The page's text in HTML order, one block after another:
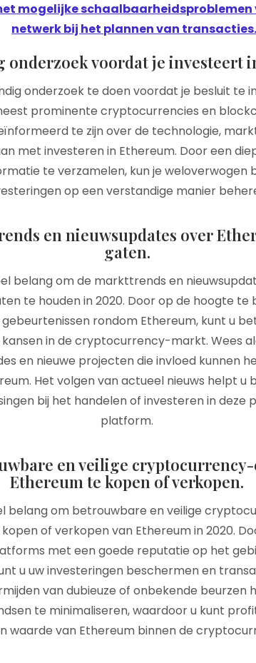
mogelijke schaalbaarheidsproblemen
netwerk bij het plannen van transacties.
onderzoek voordat je investeert
onderzoek te doen voordat je besluit te
prominente cryptocurrencies en
te zijn over de technologie,
met investeren in Ethereum. Door een
te verzamelen, kun je weloverwogen
op een verstandige manier
en nieuwsupdates over
gaten.
belang om de markttrends en
te houden in 2020. Door op de hoogte te
rondom Ethereum, kunt u
in de cryptocurrency-markt. Wees
en nieuwe projecten die invloed kunnen
Het volgen van actueel nieuws helpt u
bij het handelen of investeren in deze
platform.
en veilige
Ethereum te kopen of verkopen.
belang om betrouwbare en veilige
of verkopen van Ethereum in 2020.
met een goede reputatie op het
u uw investeringen beschermen en
van dubieuze of onbekende beurzen
te minimaliseren, waardoor u kunt
waarde van Ethereum binnen de